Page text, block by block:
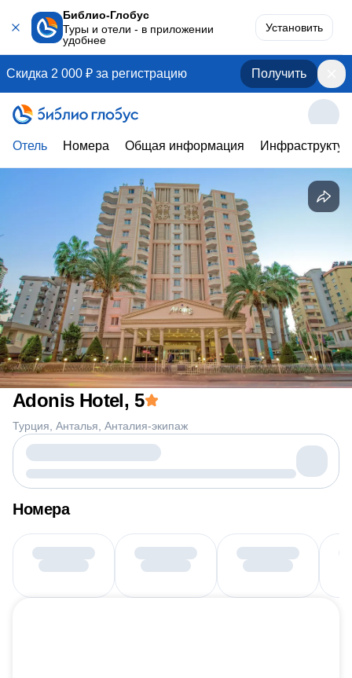
Библио-Глобус
Туры и отели - в приложении
удобнее
Установить
Скидка 2 000 ₽ за регистрацию Получить
Отель Номера Общая информация
Adonis Hotel, 5
Турция Анталья Анталия-экипаж
Номера